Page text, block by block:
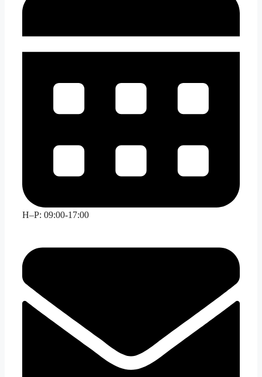
H–P: 09:00-17:00